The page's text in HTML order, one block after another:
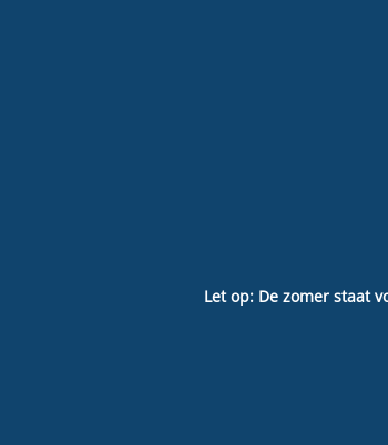
Let op: De zomer staat